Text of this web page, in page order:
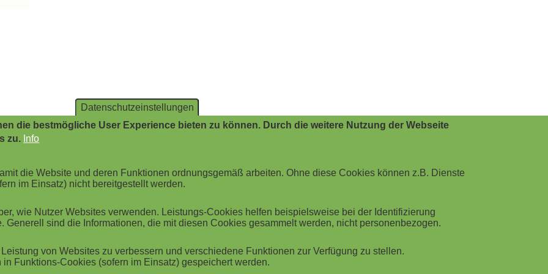
Datenschutzeinstellungen
die bestmögliche User Experience bieten zu können. Durch die weitere Nutzung der Webseite
zu. Info
die Website und deren Funktionen ordnungsgemäß arbeiten. Ohne diese Cookies können z.B. Dienste
im Einsatz) nicht bereitgestellt werden.
wie Nutzer Websites verwenden. Leistungs-Cookies helfen beispielsweise bei der Identifizierung
Generell sind die Informationen, die mit diesen Cookies gesammelt werden, nicht personenbezogen.
von Websites zu verbessern und verschiedene Funktionen zur Verfügung zu stellen.
Funktions-Cookies (sofern im Einsatz) gespeichert werden.